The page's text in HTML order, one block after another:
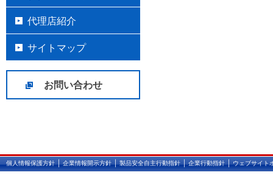
代理店紹介
サイトマップ
お問い合わせ
個人情報保護方針｜企業情報開示方針｜製品安全自主行動指針｜企業行動指針｜ウェブサイト